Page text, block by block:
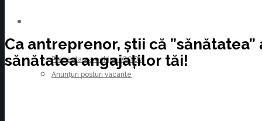
Prezentarea echipei CCIBV
Anunțuri posturi vacante
Ca antreprenor, știi că
sănătatea angajaților tăi!